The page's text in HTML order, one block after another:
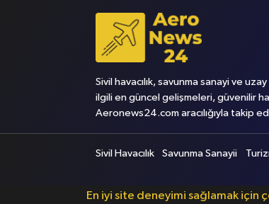
Sivil havacılık, savunma sanayi ve
ilgili en güncel gelişmeleri, güvenilir
Aeronews24.com aracılığıyla takip
Sivil Havacılık Savunma Sanayii
En iyi site deneyimi sağlamak için